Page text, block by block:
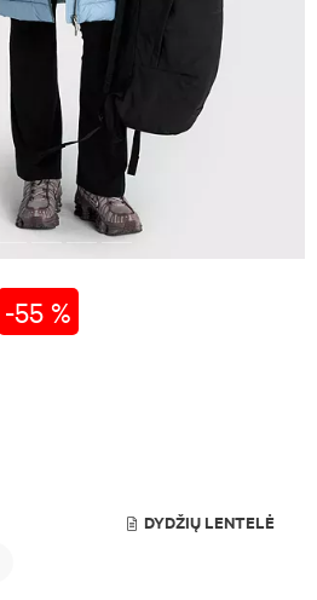
-55 %
DYDŽIŲ LENTELĖ